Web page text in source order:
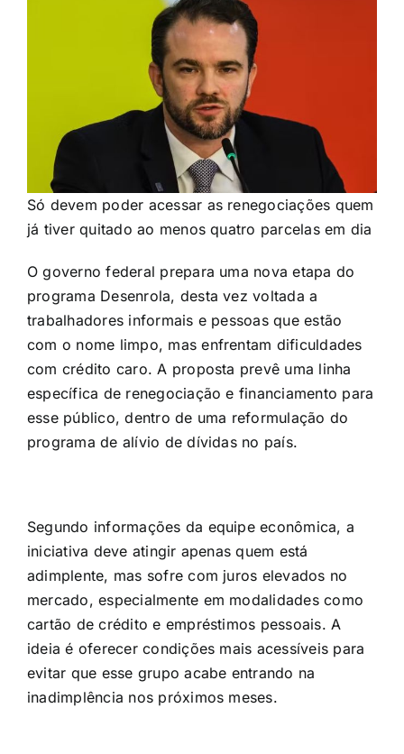
Só devem poder acessar as renegociações quem
já tiver quitado ao menos quatro parcelas em dia
O governo federal prepara uma nova etapa do
programa Desenrola, desta vez voltada a
trabalhadores informais e pessoas que estão
com o nome limpo, mas enfrentam dificuldades
com crédito caro. A proposta prevê uma linha
específica de renegociação e financiamento para
esse público, dentro de uma reformulação do
programa de alívio de dívidas no país.
Segundo informações da equipe econômica, a
iniciativa deve atingir apenas quem está
adimplente, mas sofre com juros elevados no
mercado, especialmente em modalidades como
cartão de crédito e empréstimos pessoais. A
ideia é oferecer condições mais acessíveis para
evitar que esse grupo acabe entrando na
inadimplência nos próximos meses.